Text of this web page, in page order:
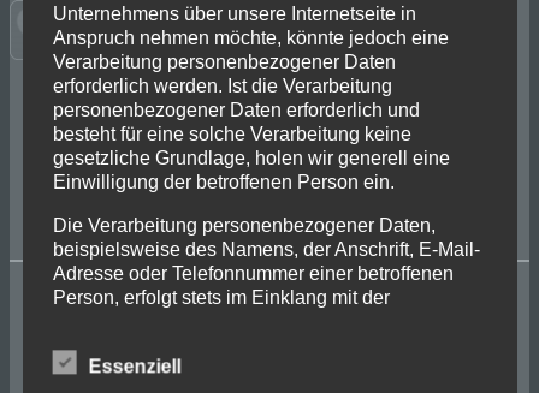
Folge uns auf Social Media
Facebook LinkedIn
Instagram
Instagram Jugend
Unternehmens über unsere Internetseite in
Anspruch nehmen möchte, könnte jedoch eine
Verarbeitung personenbezogener Daten
erforderlich werden. Ist die Verarbeitung
personenbezogener Daten erforderlich und
besteht für eine solche Verarbeitung keine
gesetzliche Grundlage, holen wir generell eine
Einwilligung der betroffenen Person ein.
Die Verarbeitung personenbezogener Daten,
beispielsweise des Namens, der Anschrift, E-Mail-
Adresse oder Telefonnummer einer betroffenen
Person, erfolgt stets im Einklang mit der
Übereinstimmung mit den für uns geltenden
landesspezifischen Datenschutzbestimmungen.
Essenziell